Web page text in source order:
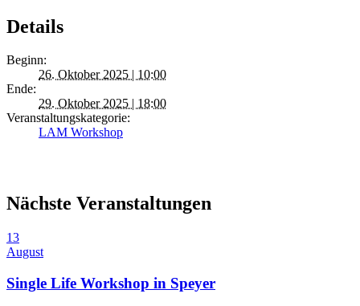
Details
Beginn:
26. Oktober 2025 | 10:00
Ende:
29. Oktober 2025 | 18:00
Veranstaltungskategorie:
LAM Workshop
Nächste Veranstaltungen
13
August
Single Life Workshop in Speyer